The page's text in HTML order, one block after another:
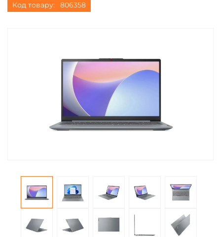
Код товару: 806358